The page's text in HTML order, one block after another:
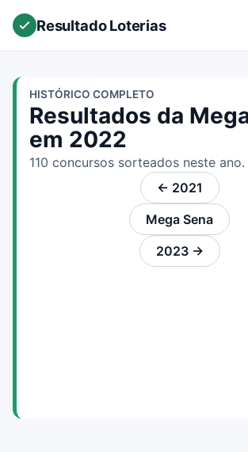
Resultado Loterias
HISTÓRICO COMPLETO
Resultados da
em 2022
110 concursos sorteados neste ano.
← 2021
Mega Sena
2023 →